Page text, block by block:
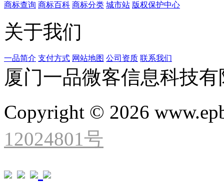
商标查询 商标百科 商标分类 城市站 版权保护中心
关于我们
一品简介 支付方式 网站地图 公司资质 联系我们
厦门一品微客信息科技
Copyright © 2026
12024801号